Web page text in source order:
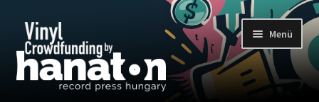
Ugrás
navigációhoz
Kilépés
tartalomba
Menü